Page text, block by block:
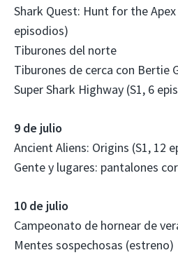
Shark Quest: Hunt for the
episodios)
Tiburones del norte
Tiburones de cerca con Bertie
Super Shark Highway (S1, 6
9 de julio
Ancient Aliens: Origins (S1, 12
Gente y lugares: pantalones
10 de julio
Campeonato de hornear de
Mentes sospechosas (estreno)